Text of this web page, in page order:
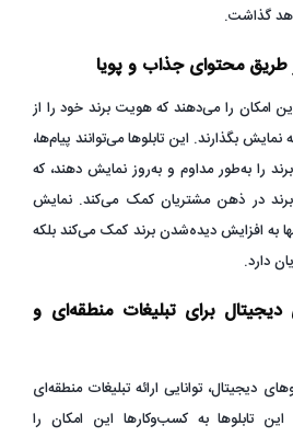
گذاشت.
امکان را می‌دهند که هویت برند خود را از
بگذارند. این تابلوها می‌توانند پیام‌ها،
را به‌طور مداوم و به‌روز نمایش دهند، که
در ذهن مشتریان کمک می‌کند. نمایش
به افزایش دیده‌شدن برند کمک می‌کند بلکه
دارد.
دیجیتال برای تبلیغات منطقه‌ای و
دیجیتال، توانایی ارائه تبلیغات منطقه‌ای
به کسب‌وکارها این امکان را